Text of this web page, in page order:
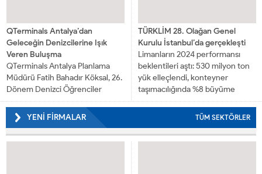
QTerminals Antalya’dan
Geleceğin Denizcilerine Işık
Veren Buluşma
QTerminals Antalya Planlama
Müdürü Fatih Bahadır Köksal, 26.
Dönem Denizci Öğrenciler
Derneği (DÖDER) tarafından
düzenlenen 24. Ulusal Denizkızı
Kongresi’nin ikinci gününde
sahne aldı. “Kritik Nokta:...
TÜRKLİM 28. Olağan Genel
Kurulu İstanbul’da gerçekleşti
Limanların 2024 performansı
beklentileri aştı: 530 milyon ton
yük elleçlendi, konteyner
taşımacılığında %8 büyüme
sağlandı. Liman işletmecilerinin
sektörel sorunlarına ortak bir
YENİ FİRMALAR TÜM SEKTÖRLER